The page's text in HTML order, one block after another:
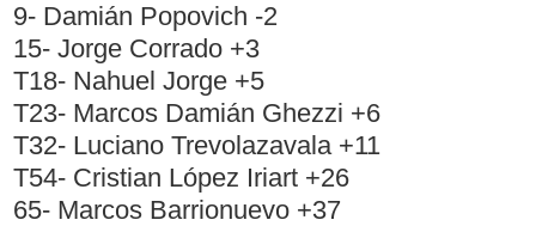
9- Damián Popovich -2
15- Jorge Corrado +3
T18- Nahuel Jorge +5
T23- Marcos Damián Ghezzi +6
T32- Luciano Trevolazavala +11
T54- Cristian López Iriart +26
65- Marcos Barrionuevo +37